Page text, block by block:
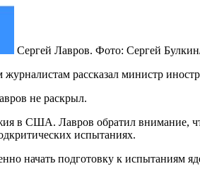
Сергей Лавров. Фото: Сергей
рассказал министр
не раскрыл.
в США. Лавров обратил внимание,
испытаниях.
начать подготовку к испытаниям